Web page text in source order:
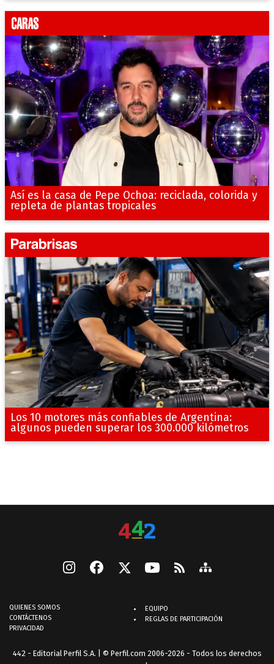
Así es la casa de Pepe Ochoa: reciclada, colorida y
repleta de plantas tropicales
Los 10 motores más confiables de Argentina:
algunos pueden superar los 300.000 kilómetros
QUIENES SOMOS
CONTÁCTENOS
PRIVACIDAD
EQUIPO
REGLAS DE PARTICIPACIÓN
442 - Editorial Perfil S.A. | © Perfil.com 2006-2026 - Todos los derechos